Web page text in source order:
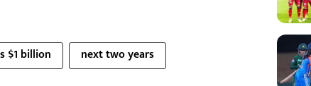
$1 billion next two years